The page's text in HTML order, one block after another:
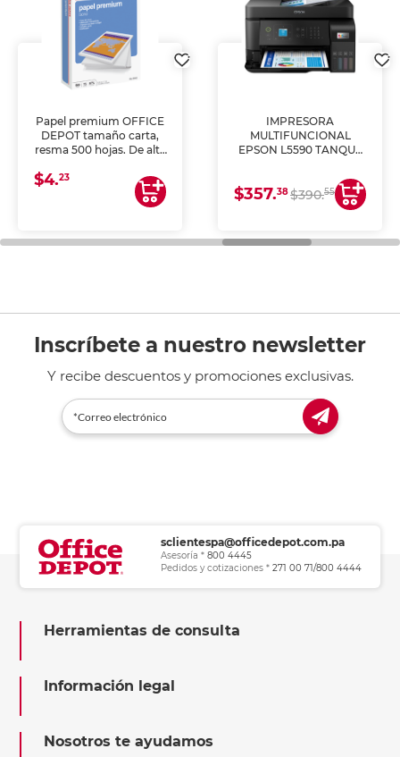
Papel premium OFFICE
DEPOT tamaño carta,
resma 500 hojas. De alta
uniforme, ideal para
impresoras de inyección
de tinta y láser,
general de oficina.
$4.23
IMPRESORA
MULTIFUNCIONAL
EPSON L5590 TANQUE
COPIA Y ESCANEA)
$357.38$390.55
Inscríbete a nuestro newsletter
Y recibe descuentos y promociones exclusivas.
sclientespa@officedepot.com.pa
Asesoría * 800 4445
Pedidos y cotizaciones * 271 00 71/800 4444
Herramientas de consulta
Información legal
Nosotros te ayudamos